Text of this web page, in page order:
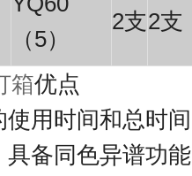
（5）
2支2支
箱优点
使用时间和总时间
备同色异谱功能